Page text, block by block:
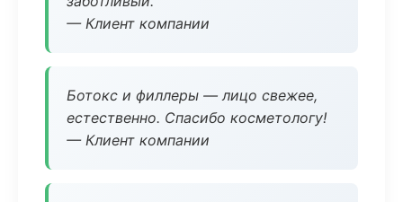
— Клиент компании
Ботокс и филлеры — лицо свежее,
естественно. Спасибо косметологу!
— Клиент компании